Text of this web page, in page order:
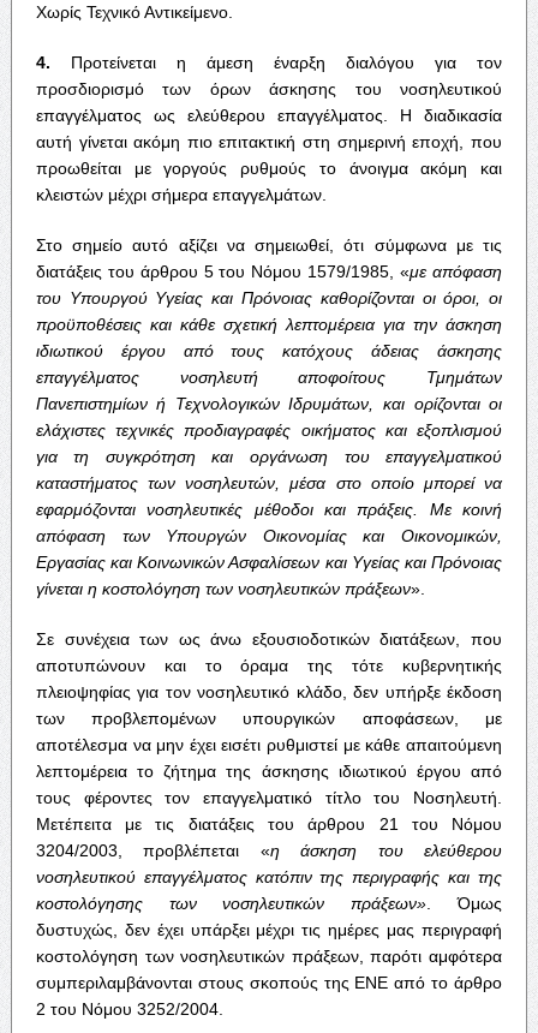
Χωρίς Τεχνικό Αντικείμενο.
4. Προτείνεται η άμεση έναρξη διαλόγου για τον
προσδιορισμό των όρων άσκησης του νοσηλευτικού
επαγγέλματος ως ελεύθερου επαγγέλματος. Η διαδικασία
αυτή γίνεται ακόμη πιο επιτακτική στη σημερινή εποχή, που
προωθείται με γοργούς ρυθμούς το άνοιγμα ακόμη και
κλειστών μέχρι σήμερα επαγγελμάτων.
Στο σημείο αυτό αξίζει να σημειωθεί, ότι σύμφωνα με τις
διατάξεις του άρθρου 5 του Νόμου 1579/1985, «με απόφαση
του Υπουργού Υγείας και Πρόνοιας καθορίζονται οι όροι, οι
προϋποθέσεις και κάθε σχετική λεπτομέρεια για την άσκηση
ιδιωτικού έργου από τους κατόχους άδειας άσκησης
επαγγέλματος νοσηλευτή αποφοίτους Τμημάτων
Πανεπιστημίων ή Τεχνολογικών Ιδρυμάτων, και ορίζονται οι
ελάχιστες τεχνικές προδιαγραφές οικήματος και εξοπλισμού
για τη συγκρότηση και οργάνωση του επαγγελματικού
καταστήματος των νοσηλευτών, μέσα στο οποίο μπορεί να
εφαρμόζονται νοσηλευτικές μέθοδοι και πράξεις. Με κοινή
απόφαση των Υπουργών Οικονομίας και Οικονομικών,
Εργασίας και Κοινωνικών Ασφαλίσεων και Υγείας και Πρόνοιας
γίνεται η κοστολόγηση των νοσηλευτικών πράξεων».
Σε συνέχεια των ως άνω εξουσιοδοτικών διατάξεων, που
αποτυπώνουν και το όραμα της τότε κυβερνητικής
πλειοψηφίας για τον νοσηλευτικό κλάδο, δεν υπήρξε έκδοση
των προβλεπομένων υπουργικών αποφάσεων, με
αποτέλεσμα να μην έχει εισέτι ρυθμιστεί με κάθε απαιτούμενη
λεπτομέρεια το ζήτημα της άσκησης ιδιωτικού έργου από
τους φέροντες τον επαγγελματικό τίτλο του Νοσηλευτή.
Μετέπειτα με τις διατάξεις του άρθρου 21 του Νόμου
3204/2003, προβλέπεται «η άσκηση του ελεύθερου
νοσηλευτικού επαγγέλματος κατόπιν της περιγραφής και της
κοστολόγησης των νοσηλευτικών πράξεων» . Όμως
δυστυχώς, δεν έχει υπάρξει μέχρι τις ημέρες μας περιγραφή
κοστολόγηση των νοσηλευτικών πράξεων, παρότι αμφότερα
συμπεριλαμβάνονται στους σκοπούς της ΕΝΕ από το άρθρο
2 του Νόμου 3252/2004.